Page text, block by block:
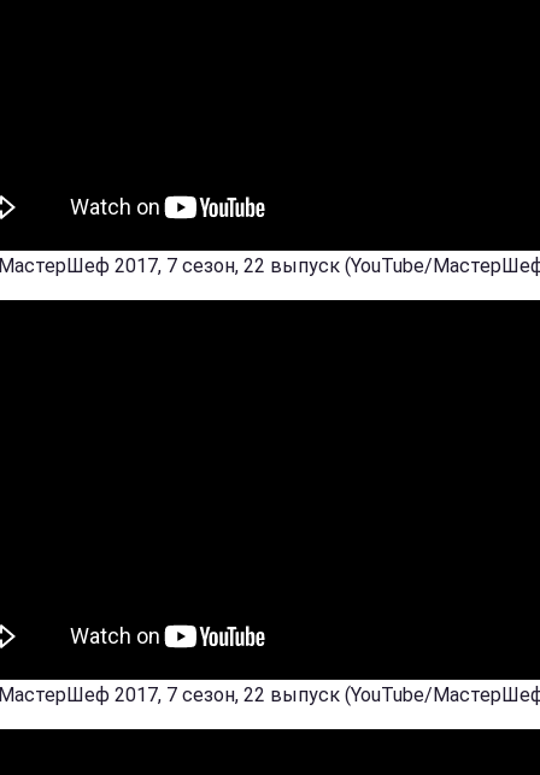
2017, 7 сезон, 22 выпуск (YouTube/
2017, 7 сезон, 22 выпуск (YouTube/